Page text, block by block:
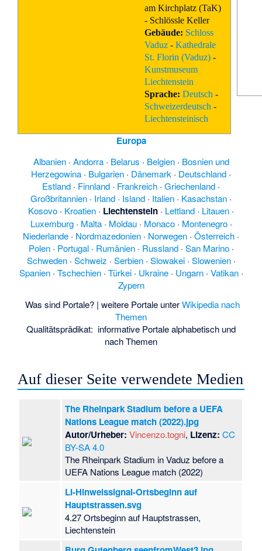
am Kirchplatz (TaK)
- Schlössle Keller
Gebäude: Schloss
Vaduz- Kathedrale
St. Florin (Vaduz)-
Kunstmuseum
Liechtenstein
Sprache: Deutsch -
Schweizerdeutsch -
Liechtensteinisch
Europa
Albanien· Andorra· Belarus · Belgien· Bosnien und
Herzegowina · Bulgarien · Dänemark · Deutschland ·
Estland · Finnland · Frankreich · Griechenland ·
Großbritannien · Irland · Island · Italien · Kasachstan ·
Kosovo · Kroatien · Liechtenstein · Lettland · Litauen ·
Luxemburg· Malta· Moldau· Monaco· Montenegro·
Niederlande · Nordmazedonien · Norwegen · Österreich ·
Polen· Portugal· Rumänien· Russland· San Marino·
Schweden· Schweiz · Serbien· Slowakei· Slowenien·
Spanien· Tschechien· Türkei· Ukraine· Ungarn· Vatikan·
Zypern
Was sind Portale?| weitere Portale unterWikipedia nach
Themen
Qualitätsprädikat: informative Portalealphabetisch und
nach Themen
Auf dieser Seite verwendete Medien
The Rheinpark Stadium before a UEFA
Nations League match (2022).jpg
Autor/Urheber: Vincenzo.togni, Lizenz: CC
BY-SA 4.0
The Rheinpark Stadium in Vaduz before a
UEFA Nations League match (2022)
LI-Hinweissignal-Ortsbeginn auf
Hauptstrassen.svg
4.27 Ortsbeginn auf Hauptstrassen,
Liechtenstein